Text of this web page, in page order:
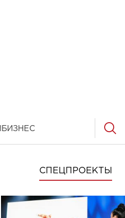
БИЗНЕС
СПЕЦПРОЕКТЫ